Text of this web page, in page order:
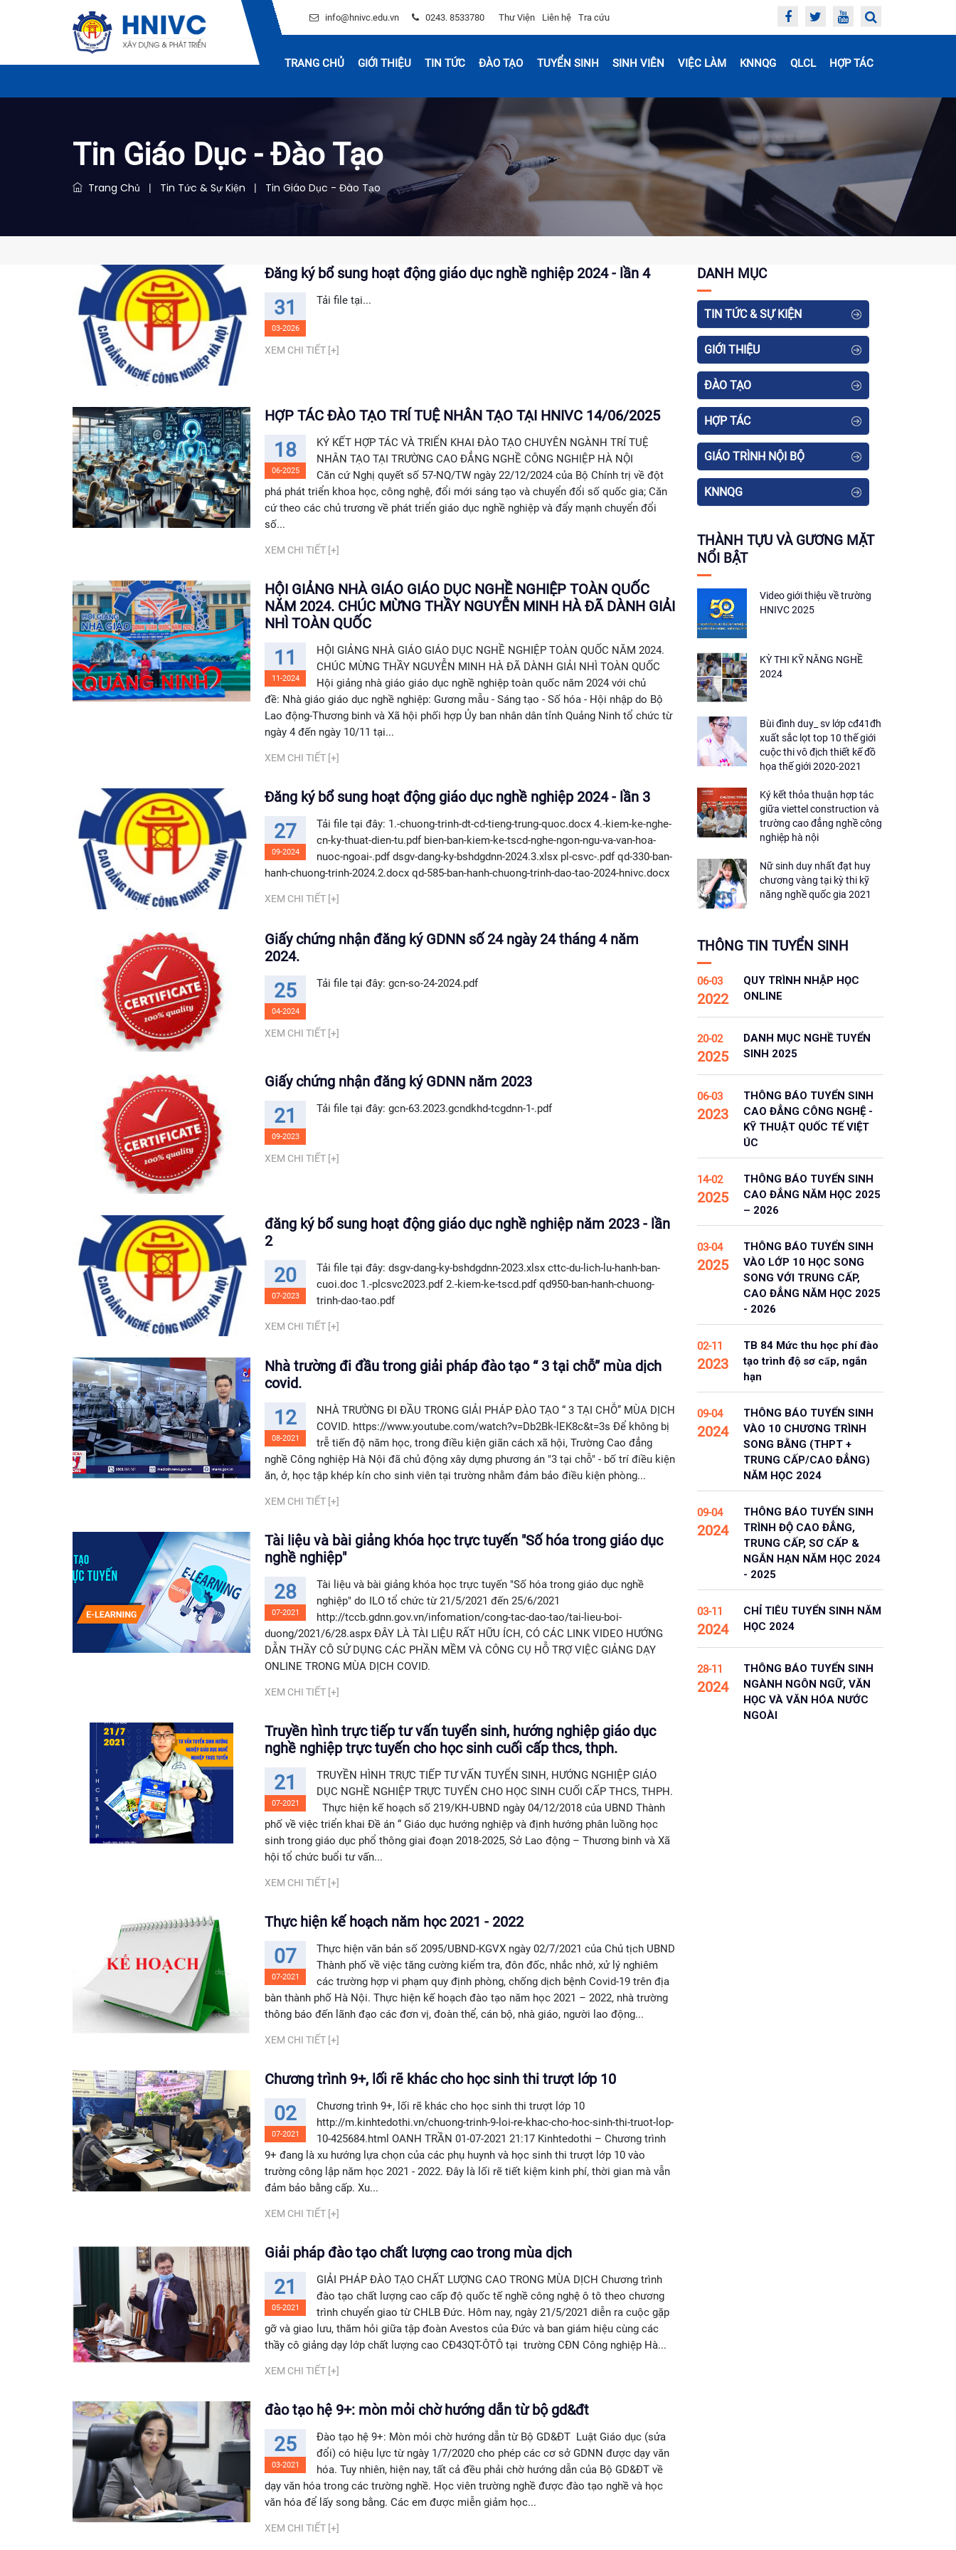
info@hnivc.edu.vn 0243. 8533780 Thư Viện Liên hệ Tra cứu
TRANG CHỦ GIỚI THIỆU TIN TỨC ĐÀO TẠO TUYỂN SINH SINH VIÊN VIỆC LÀM KNNQG QLCL HỢP TÁC
Tin Giáo Dục - Đào Tạo
Trang Chủ | Tin Tức & Sự Kiện | Tin Giáo Dục - Đào Tạo
Đăng ký bổ sung hoạt động giáo dục nghề nghiệp 2024 - lần 4
31
03-2026
Tải file tại...
XEM CHI TIẾT [+]
HỢP TÁC ĐÀO TẠO TRÍ TUỆ NHÂN TẠO TẠI HNIVC 14/06/2025
18
06-2025
KÝ KẾT HỢP TÁC VÀ TRIỂN KHAI ĐÀO TẠO CHUYÊN NGÀNH TRÍ TUỆ
NHÂN TẠO TẠI TRƯỜNG CAO ĐẲNG NGHỀ CÔNG NGHIỆP HÀ NỘI
Căn cứ Nghị quyết số 57-NQ/TW ngày 22/12/2024 của Bộ Chính trị về đột
phá phát triển khoa học, công nghệ, đổi mới sáng tạo và chuyển đổi số quốc gia; Căn
cứ theo các chủ trương về phát triển giáo dục nghề nghiệp và đẩy mạnh chuyển đổi
số...
XEM CHI TIẾT [+]
HỘI GIẢNG NHÀ GIÁO GIÁO DỤC NGHỀ NGHIỆP TOÀN QUỐC
NĂM 2024. CHÚC MỪNG THẦY NGUYỄN MINH HÀ ĐÃ DÀNH GIẢI
NHÌ TOÀN QUỐC
11
11-2024
HỘI GIẢNG NHÀ GIÁO GIÁO DỤC NGHỀ NGHIỆP TOÀN QUỐC NĂM 2024.
CHÚC MỪNG THẦY NGUYỄN MINH HÀ ĐÃ DÀNH GIẢI NHÌ TOÀN QUỐC
Hội giảng nhà giáo giáo dục nghề nghiệp toàn quốc năm 2024 với chủ
đề: Nhà giáo giáo dục nghề nghiệp: Gương mẫu - Sáng tạo - Số hóa - Hội nhập do Bộ
Lao động-Thương binh và Xã hội phối hợp Ủy ban nhân dân tỉnh Quảng Ninh tổ chức từ
ngày 4 đến ngày 10/11 tại...
XEM CHI TIẾT [+]
Đăng ký bổ sung hoạt động giáo dục nghề nghiệp 2024 - lần 3
27
09-2024
Tải file tại đây: 1.-chuong-trinh-dt-cd-tieng-trung-quoc.docx 4.-kiem-ke-nghe-
cn-ky-thuat-dien-tu.pdf bien-ban-kiem-ke-tscd-nghe-ngon-ngu-va-van-hoa-
nuoc-ngoai-.pdf dsgv-dang-ky-bshdgdnn-2024.3.xlsx pl-csvc-.pdf qd-330-ban-
hanh-chuong-trinh-2024.2.docx qd-585-ban-hanh-chuong-trinh-dao-tao-2024-hnivc.docx
XEM CHI TIẾT [+]
Giấy chứng nhận đăng ký GDNN số 24 ngày 24 tháng 4 năm
2024.
25
04-2024
Tải file tại đây: gcn-so-24-2024.pdf
XEM CHI TIẾT [+]
Giấy chứng nhận đăng ký GDNN năm 2023
21
09-2023
Tải file tại đây: gcn-63.2023.gcndkhd-tcgdnn-1-.pdf
XEM CHI TIẾT [+]
đăng ký bổ sung hoạt động giáo dục nghề nghiệp năm 2023 - lần
2
20
07-2023
Tải file tại đây: dsgv-dang-ky-bshdgdnn-2023.xlsx cttc-du-lich-lu-hanh-ban-
cuoi.doc 1.-plcsvc2023.pdf 2.-kiem-ke-tscd.pdf qd950-ban-hanh-chuong-
trinh-dao-tao.pdf
XEM CHI TIẾT [+]
Nhà trường đi đầu trong giải pháp đào tạo “ 3 tại chỗ” mùa dịch
covid.
12
08-2021
NHÀ TRƯỜNG ĐI ĐẦU TRONG GIẢI PHÁP ĐÀO TẠO “ 3 TẠI CHỖ” MÙA DỊCH
COVID. https://www.youtube.com/watch?v=Db2Bk-lEK8c&t=3s Để không bị
trễ tiến độ năm học, trong điều kiện giãn cách xã hội, Trường Cao đẳng
nghề Công nghiệp Hà Nội đã chủ động xây dựng phương án "3 tại chỗ" - bố trí điều kiện
ăn, ở, học tập khép kín cho sinh viên tại trường nhằm đảm bảo điều kiện phòng...
XEM CHI TIẾT [+]
Tài liệu và bài giảng khóa học trực tuyến "Số hóa trong giáo dục
nghề nghiệp"
28
07-2021
Tài liệu và bài giảng khóa học trực tuyến "Số hóa trong giáo dục nghề
nghiệp" do ILO tổ chức từ 21/5/2021 đến 25/6/2021
http://tccb.gdnn.gov.vn/infomation/cong-tac-dao-tao/tai-lieu-boi-
duong/2021/6/28.aspx ĐÂY LÀ TÀI LIỆU RẤT HỮU ÍCH, CÓ CÁC LINK VIDEO HƯỚNG
DẪN THẦY CÔ SỬ DỤNG CÁC PHẦN MỀM VÀ CÔNG CỤ HỖ TRỢ VIỆC GIẢNG DẠY
ONLINE TRONG MÙA DỊCH COVID.
XEM CHI TIẾT [+]
Truyền hình trực tiếp tư vấn tuyển sinh, hướng nghiệp giáo dục
nghề nghiệp trực tuyến cho học sinh cuối cấp thcs, thph.
21
07-2021
TRUYỀN HÌNH TRỰC TIẾP TƯ VẤN TUYỂN SINH, HƯỚNG NGHIỆP GIÁO
DỤC NGHỀ NGHIỆP TRỰC TUYẾN CHO HỌC SINH CUỐI CẤP THCS, THPH.
Thực hiện kế hoạch số 219/KH-UBND ngày 04/12/2018 của UBND Thành
phố về việc triển khai Đề án “ Giáo dục hướng nghiệp và định hướng phân luồng học
sinh trong giáo dục phổ thông giai đoạn 2018-2025, Sở Lao động – Thương binh và Xã
hội tổ chức buổi tư vấn...
XEM CHI TIẾT [+]
Thực hiện kế hoạch năm học 2021 - 2022
07
07-2021
Thực hiện văn bản số 2095/UBND-KGVX ngày 02/7/2021 của Chủ tịch UBND
Thành phố về việc tăng cường kiểm tra, đôn đốc, nhắc nhở, xử lý nghiêm
các trường hợp vi phạm quy định phòng, chống dịch bệnh Covid-19 trên địa
bàn thành phố Hà Nội. Thực hiện kế hoạch đào tạo năm học 2021 – 2022, nhà trường
thông báo đến lãnh đạo các đơn vị, đoàn thể, cán bộ, nhà giáo, người lao động...
XEM CHI TIẾT [+]
Chương trình 9+, lối rẽ khác cho học sinh thi trượt lớp 10
02
07-2021
Chương trình 9+, lối rẽ khác cho học sinh thi trượt lớp 10
http://m.kinhtedothi.vn/chuong-trinh-9-loi-re-khac-cho-hoc-sinh-thi-truot-lop-
10-425684.html OANH TRẦN 01-07-2021 21:17 Kinhtedothi – Chương trình
9+ đang là xu hướng lựa chọn của các phụ huynh và học sinh thi trượt lớp 10 vào
trường công lập năm học 2021 - 2022. Đây là lối rẽ tiết kiệm kinh phí, thời gian mà vẫn
đảm bảo bằng cấp. Xu...
XEM CHI TIẾT [+]
Giải pháp đào tạo chất lượng cao trong mùa dịch
21
05-2021
GIẢI PHÁP ĐÀO TẠO CHẤT LƯỢNG CAO TRONG MÙA DỊCH Chương trình
đào tạo chất lượng cao cấp độ quốc tế nghề công nghệ ô tô theo chương
trình chuyển giao từ CHLB Đức. Hôm nay, ngày 21/5/2021 diễn ra cuộc gặp
gỡ và giao lưu, thăm hỏi giữa tập đoàn Avestos của Đức và ban giám hiệu cùng các
thầy cô giảng dạy lớp chất lượng cao CĐ43QT-ÔTÔ tại trường CĐN Công nghiệp Hà...
XEM CHI TIẾT [+]
đào tạo hệ 9+: mòn mỏi chờ hướng dẫn từ bộ gd&đt
25
03-2021
Đào tạo hệ 9+: Mòn mỏi chờ hướng dẫn từ Bộ GD&ĐT Luật Giáo dục (sửa
đổi) có hiệu lực từ ngày 1/7/2020 cho phép các cơ sở GDNN được dạy văn
hóa. Tuy nhiên, hiện nay, tất cả đều phải chờ hướng dẫn của Bộ GD&ĐT về
dạy văn hóa trong các trường nghề. Học viên trường nghề được đào tạo nghề và học
văn hóa để lấy song bằng. Các em được miễn giảm học...
XEM CHI TIẾT [+]
DANH MỤC
TIN TỨC & SỰ KIỆN
GIỚI THIỆU
ĐÀO TẠO
HỢP TÁC
GIÁO TRÌNH NỘI BỘ
KNNQG
THÀNH TỰU VÀ GƯƠNG MẶT
NỔI BẬT
Video giới thiệu về trường
HNIVC 2025
KỲ THI KỸ NĂNG NGHỀ
2024
Bùi đình duy_ sv lớp cđ41đh
xuất sắc lọt top 10 thế giới
cuộc thi vô địch thiết kế đồ
họa thế giới 2020-2021
Ký kết thỏa thuận hợp tác
giữa viettel construction và
trường cao đẳng nghề công
nghiệp hà nội
Nữ sinh duy nhất đạt huy
chương vàng tại kỳ thi kỹ
năng nghề quốc gia 2021
THÔNG TIN TUYỂN SINH
06-03
2022
QUY TRÌNH NHẬP HỌC
ONLINE
20-02
2025
DANH MỤC NGHỀ TUYỂN
SINH 2025
06-03
2023
THÔNG BÁO TUYỂN SINH
CAO ĐẲNG CÔNG NGHỆ -
KỸ THUẬT QUỐC TẾ VIỆT
ÚC
14-02
2025
THÔNG BÁO TUYỂN SINH
CAO ĐẲNG NĂM HỌC 2025
– 2026
03-04
2025
THÔNG BÁO TUYỂN SINH
VÀO LỚP 10 HỌC SONG
SONG VỚI TRUNG CẤP,
CAO ĐẲNG NĂM HỌC 2025
- 2026
02-11
2023
TB 84 Mức thu học phí đào
tạo trình độ sơ cấp, ngắn
hạn
09-04
2024
THÔNG BÁO TUYỂN SINH
VÀO 10 CHƯƠNG TRÌNH
SONG BẰNG (THPT +
TRUNG CẤP/CAO ĐẲNG)
NĂM HỌC 2024
09-04
2024
THÔNG BÁO TUYỂN SINH
TRÌNH ĐỘ CAO ĐẲNG,
TRUNG CẤP, SƠ CẤP &
NGẮN HẠN NĂM HỌC 2024
- 2025
03-11
2024
CHỈ TIÊU TUYỂN SINH NĂM
HỌC 2024
28-11
2024
THÔNG BÁO TUYỂN SINH
NGÀNH NGÔN NGỮ, VĂN
HỌC VÀ VĂN HÓA NƯỚC
NGOÀI